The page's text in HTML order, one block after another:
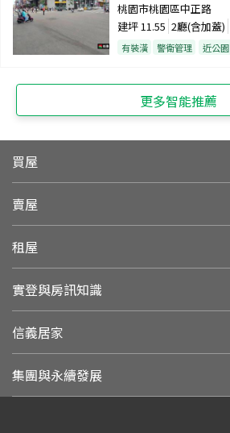
桃園市桃園區中正路
建坪11.55 2廳(含加蓋)
有裝潢 警衛管理 近公園
更多智能推薦
買屋
賣屋
租屋
實登與房訊知識
信義居家
集團與永續發展